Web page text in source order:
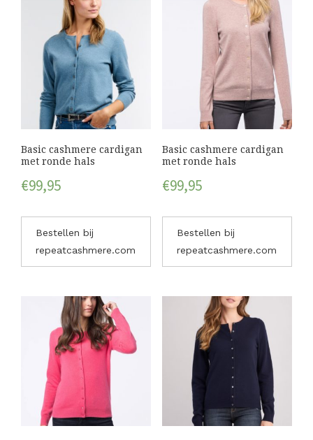
Basic cashmere cardigan
met ronde hals
€99,95
Bestellen bij
repeatcashmere.com
Basic cashmere cardigan
met ronde hals
€99,95
Bestellen bij
repeatcashmere.com